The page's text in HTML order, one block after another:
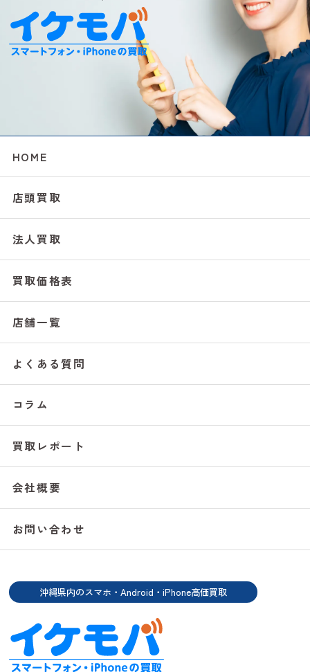
HOME
店頭買取
法人買取
買取価格表
店舗一覧
よくある質問
コラム
買取レポート
会社概要
お問い合わせ
沖縄県内のスマホ・Android・iPhone高価買取